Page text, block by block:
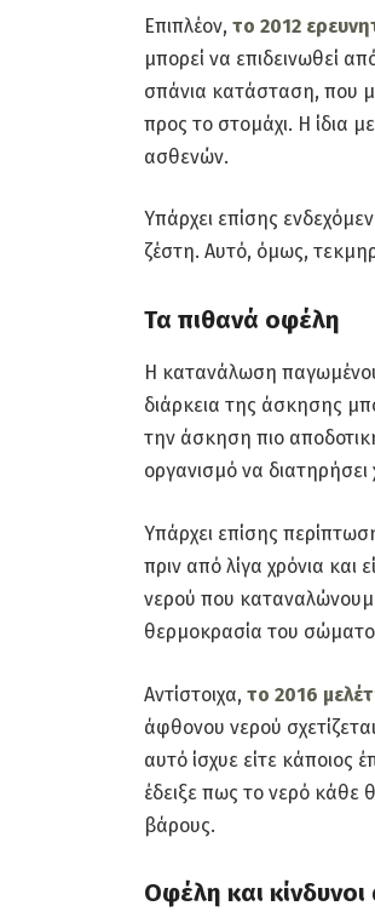
Επιπλέον, το 2012
μπορεί να επιδεινωθεί
σπάνια κατάσταση, που
προς το στομάχι. Η ίδια
ασθενών.
Υπάρχει επίσης
ζέστη. Αυτό, όμως,
Τα πιθανά οφέλη
Η κατανάλωση
διάρκεια της άσκησης
την άσκηση πιο
οργανισμό να
Υπάρχει επίσης
πριν από λίγα χρόνια
νερού που
θερμοκρασία του
Αντίστοιχα, το 2016
άφθονου νερού
αυτό ίσχυε είτε κάποιος
έδειξε πως το νερό κάθε
βάρους.
Οφέλη και